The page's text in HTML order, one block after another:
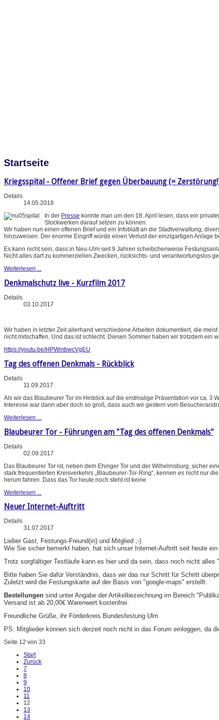
Startseite
Kriegsspital - Offener Brief gegen Überbauung (=
Details
14.05.2018
In der Presse konnte man um den 18. April lesen, dass ein
Stockwerken darauf setzen zu können.
Wir haben nun einen offenen Brief und ein Infoblatt an die Stadtverwaltung,
hinzuweisen. Der enorme Eingriff würde einen Verlust der einzigartigen Anlage
Es kann nicht sein, dass in Neu-Ulm seit 9 Jahren scheibchenweise
Nicht alles darf zu kommerziellen Zwecken, rücksichts- und verantwortungslos
Weiterlesen ...
Denkmalschutz live - Kurzfilm 2017
Details
03.10.2017
Wir haben in letzter Zeit allerhand verschiedene Arbeiten dokumentiert, die
nicht mitschaffen. Und das ist schlecht. Diesen Sommer haben wir trotzdem
https://youtu.be/HPWmbwcVgEU
Tag des offenen Denkmals - Rückblick
Details
11.09.2017
Als wir das Blaubeurer Tor im Hinblick auf die erstmalige Präsentation vor ca.
Interesse war dann aber doch so groß, dass auch wir gestern vom
Weiterlesen ...
Blaubeurer Tor - Führungen am "Tag des offenen Denkmals"
Details
02.09.2017
Das Blaubeurer Tor ist, neben dem Ehinger Tor und der Wilhelmsburg, sicher
stark frequentierten Kreisverkehrs „Blaubeurer-Tor-Ring“, kennen es nicht nur
herum fahren. Dass das Tor heute noch steht ist keine
Weiterlesen ...
Neuer Internet-Auftritt
Details
31.07.2017
Lieber Gast, Festungs-Freund(in) und Mitglied ;-)
Wie Sie sicher bemerkt haben, hat sich unser Internet-Auftritt seit heute ein
Trotz sorgfältiger Testläufe kann es hier und da sein, dass noch nicht
Bitte haben Sie dafür Verständnis, dass wir das nur Schritt für Schritt
Zuletzt wird die Festungskarte auf der Basis von "google-maps" erstellt.
Bestellungen sind unter Angabe der Artikelbezeichnung im Bereich
Versand ist ab 20,00€ Warenwert kostenfrei.
Freundliche Grüße, ihr Förderkreis Bundesfestung Ulm
PS: Mitglieder können sich derzeit noch nicht in das Forum einloggen, da
Seite 12 von 33
Start
Zurück
7
8
9
10
11
12
13
14